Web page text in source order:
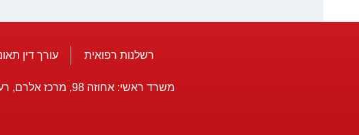
רשלנות רפואית עורך דין
משרד ראשי: אחוזה 98, מרכז אלרם, רעננה 4345003 טל': 7486193 - 09, פקס: 7414772 - 09 אילת טלפקס: 6341088 - 08